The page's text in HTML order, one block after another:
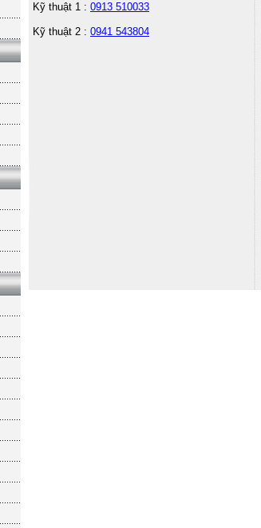
Kỹ thuật 1 : 0913 510033
Kỹ thuật 2 : 0941 543804